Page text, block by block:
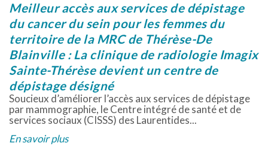
Meilleur accès aux services de dépistage
du cancer du sein pour les femmes du
territoire de la MRC de Thérèse-De
Blainville : La clinique de radiologie Imagix
Sainte-Thérèse devient un centre de
dépistage désigné
Soucieux d’améliorer l’accès aux services de dépistage
par mammographie, le Centre intégré de santé et de
services sociaux (CISSS) des Laurentides...
En savoir plus